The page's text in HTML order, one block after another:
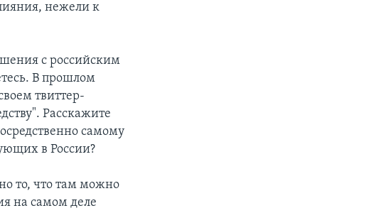
нежели к
с российским
В прошлом
твиттер-
Расскажите
самому
в России?
то, что там можно
на самом деле